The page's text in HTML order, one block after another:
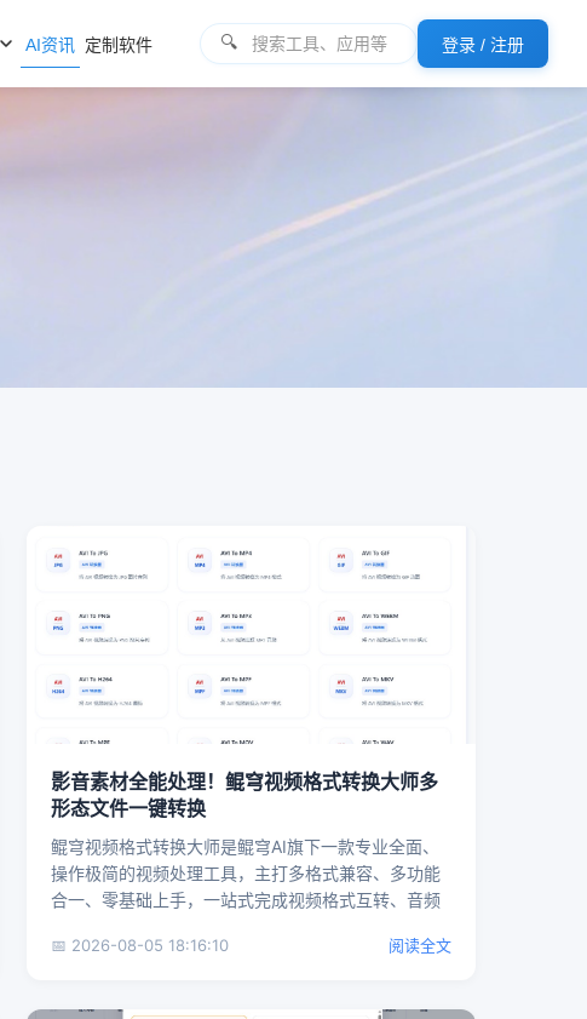
AI资讯 定制软件 🔍 登录 / 注册
影音素材全能处理！鲲穹视频格式转换大师多
形态文件一键转换
鲲穹视频格式转换大师是鲲穹AI旗下一款专业全面、
操作极简的视频处理工具，主打多格式兼容、多功能
合一、零基础上手，一站式完成视频格式互转、音频
📅 2026-08-05 18:16:10 阅读全文